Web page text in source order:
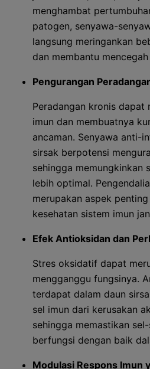
menghambat
patogen, senyawa-
langsung meringankan
dan membantu
Pengurangan
Peradangan kronis dapat
imun dan membuatnya
ancaman. Senyawa anti-
sirsak berpotensi
sehingga memungkinkan
lebih optimal.
merupakan aspek
kesehatan sistem imun
Efek Antioksidan dan
Stres oksidatif dapat
mengganggu fungsinya.
terdapat dalam daun
sel imun dari kerusakan
sehingga memastikan
berfungsi dengan baik
Modulasi Respons Imun